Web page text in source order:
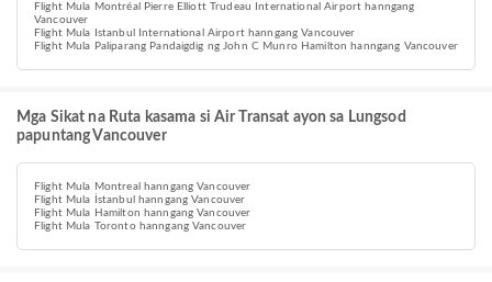
Flight Mula Montréal Pierre Elliott Trudeau International Airport hanngang
Vancouver
Flight Mula Istanbul International Airport hanngang Vancouver
Flight Mula Paliparang Pandaigdig ng John C Munro Hamilton hanngang Vancouver
Mga Sikat na Ruta kasama si Air Transat ayon sa Lungsod
papuntang Vancouver
Flight Mula Montreal hanngang Vancouver
Flight Mula İstanbul hanngang Vancouver
Flight Mula Hamilton hanngang Vancouver
Flight Mula Toronto hanngang Vancouver